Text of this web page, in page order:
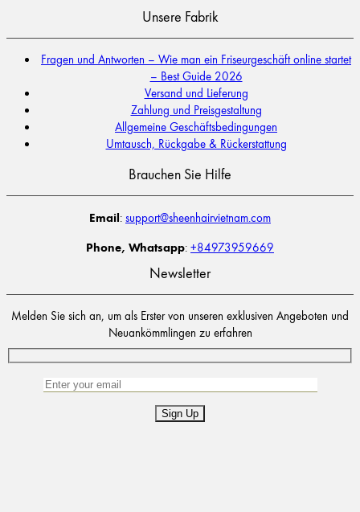
Unsere Fabrik
Fragen und Antworten – Wie man ein Friseurgeschäft online startet
– Best Guide 2026
Versand und Lieferung
Zahlung und Preisgestaltung
Allgemeine Geschäftsbedingungen
Umtausch, Rückgabe & Rückerstattung
Brauchen Sie Hilfe
Email:support@sheenhairvietnam.com
Phone, Whatsapp:+84973959669
Newsletter
Melden Sie sich an, um als Erster von unseren exklusiven Angeboten und
Neuankömmlingen zu erfahren